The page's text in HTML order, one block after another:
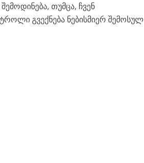
თუმცა, ჩვენ
გვექნება ნებისმიერ შემოსულ